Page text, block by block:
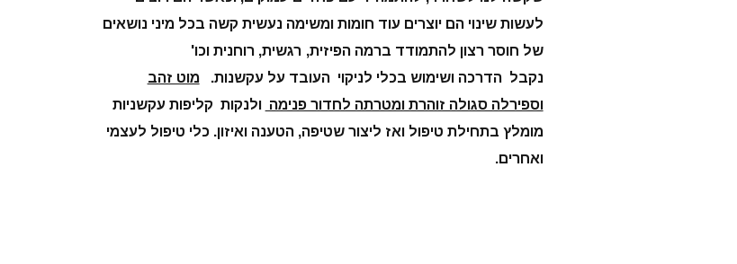
לעשות שינוי הם יוצרים עוד חומות ומשימה נעשית קשה בכל מיני נושאים
של חוסר רצון להתמודד ברמה הפיזית, רגשית, רוחנית וכו'
נקבל הדרכה ושימוש בכלי לניקוי העובד על עקשנות.מוט זהב
וספירלה סגולה זוהרת ומטרתה לחדור פנימה ולנקות קליפות עקשניות
מומלץ בתחילת טיפול ואז ליצור שטיפה, הטענה ואיזון. כלי טיפול לעצמי
ואחרים.